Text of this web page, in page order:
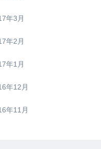
年3月
年2月
年1月
年12月
年11月